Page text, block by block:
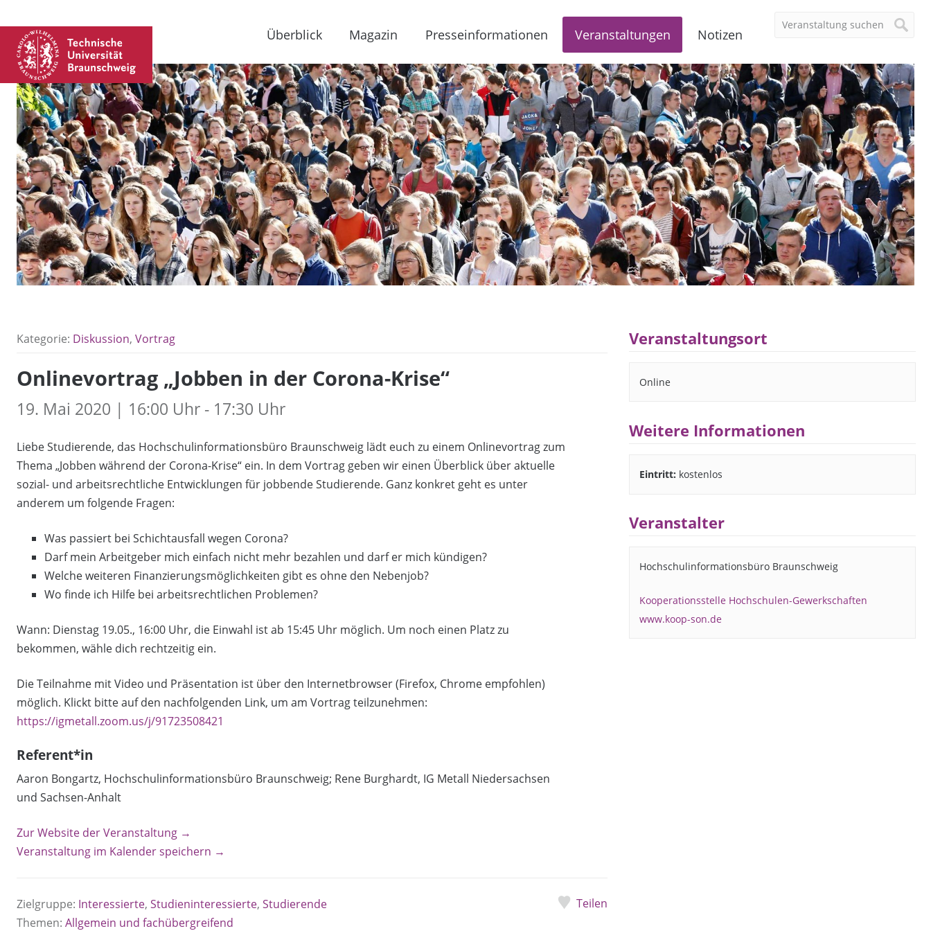
Überblick Magazin Presseinformationen Veranstaltungen Notizen
Kategorie: Diskussion, Vortrag
Onlinevortrag „Jobben in der Corona-Krise“
19. Mai 2020 | 16:00 Uhr - 17:30 Uhr
Liebe Studierende, das Hochschulinformationsbüro Braunschweig lädt euch zu einem Onlinevortrag zum
Thema „Jobben während der Corona-Krise“ ein. In dem Vortrag geben wir einen Überblick über aktuelle
sozial- und arbeitsrechtliche Entwicklungen für jobbende Studierende. Ganz konkret geht es unter
anderem um folgende Fragen:
Was passiert bei Schichtausfall wegen Corona?
Darf mein Arbeitgeber mich einfach nicht mehr bezahlen und darf er mich kündigen?
Welche weiteren Finanzierungsmöglichkeiten gibt es ohne den Nebenjob?
Wo finde ich Hilfe bei arbeitsrechtlichen Problemen?
Wann: Dienstag 19.05., 16:00 Uhr, die Einwahl ist ab 15:45 Uhr möglich. Um noch einen Platz zu
bekommen, wähle dich rechtzeitig ein.
Die Teilnahme mit Video und Präsentation ist über den Internetbrowser (Firefox, Chrome empfohlen)
möglich. Klickt bitte auf den nachfolgenden Link, um am Vortrag teilzunehmen:
https://igmetall.zoom.us/j/91723508421
Referent*in
Aaron Bongartz, Hochschulinformationsbüro Braunschweig; Rene Burghardt, IG Metall Niedersachsen
und Sachsen-Anhalt
Zur Website der Veranstaltung →
Veranstaltung im Kalender speichern →
Zielgruppe: Interessierte, Studieninteressierte, Studierende
Themen: Allgemein und fachübergreifend
Teilen
Veranstaltungsort
Online
Weitere Informationen
Eintritt: kostenlos
Veranstalter
Hochschulinformationsbüro Braunschweig
Kooperationsstelle Hochschulen-Gewerkschaften
www.koop-son.de